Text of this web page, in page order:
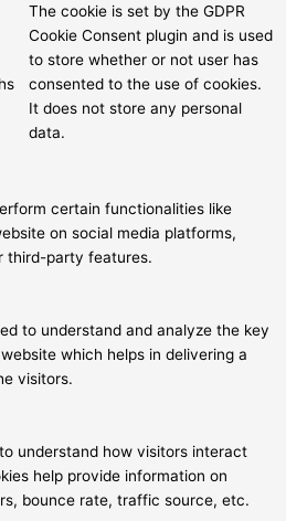
The cookie is set by the GDPR
Cookie Consent plugin and is used
to store whether or not user has
consented to the use of cookies.
It does not store any personal
data.
certain functionalities like
on social media platforms,
third-party features.
to understand and analyze the key
which helps in delivering a
visitors.
understand how visitors interact
help provide information on
bounce rate, traffic source, etc.